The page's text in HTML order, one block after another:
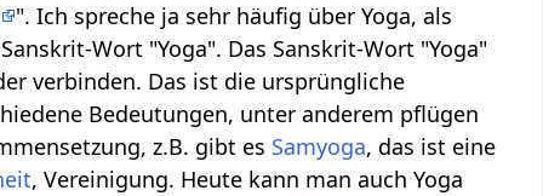
". Ich spreche ja sehr häufig über Yoga, als
Wort "Yoga". Das Sanskrit-Wort "Yoga"
verbinden. Das ist die ursprüngliche
Bedeutungen, unter anderem pflügen
z.B. gibt es Samyoga, das ist eine
, Vereinigung. Heute kann man auch Yoga